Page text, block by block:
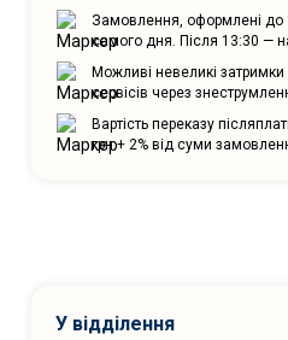
Замовлення, оформлені до
самого дня. Після 13:30 —
Можливі невеликі
сервісів через
Вартість переказу
грн + 2% від суми
У відділення